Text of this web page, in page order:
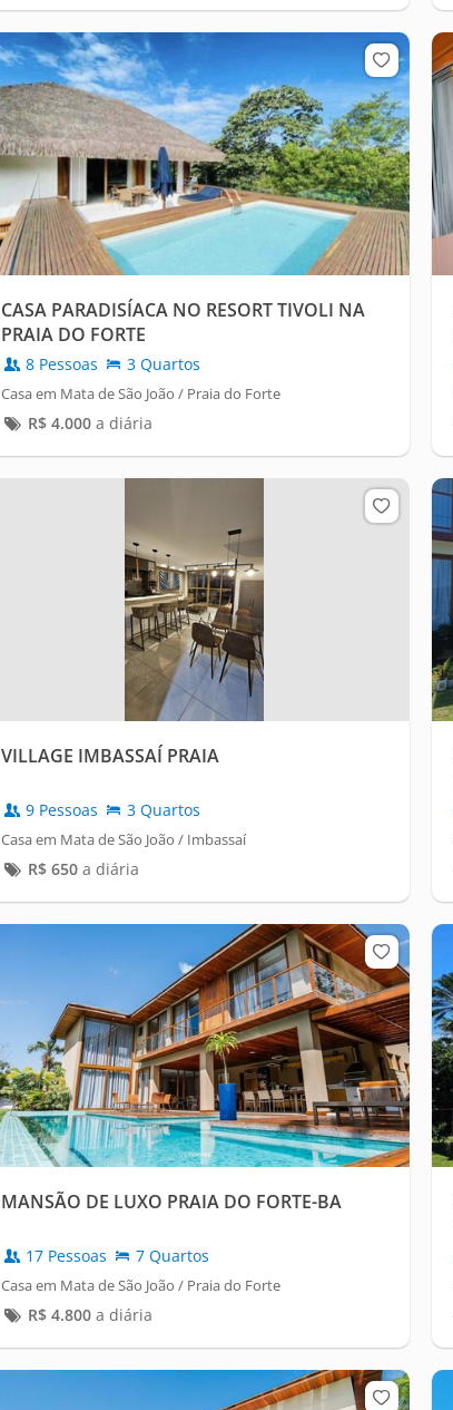
CASA PARADISÍACA NO RESORT TIVOLI NA
PRAIA DO FORTE
8 Pessoas 3 Quartos
Casa em Mata de São João / Praia do Forte
R$ 4.000a diária
VILLAGE IMBASSAÍ PRAIA
9 Pessoas 3 Quartos
Casa em Mata de São João / Imbassaí
R$ 650a diária
MANSÃO DE LUXO PRAIA DO FORTE-BA
17 Pessoas 7 Quartos
Casa em Mata de São João / Praia do Forte
R$ 4.800a diária